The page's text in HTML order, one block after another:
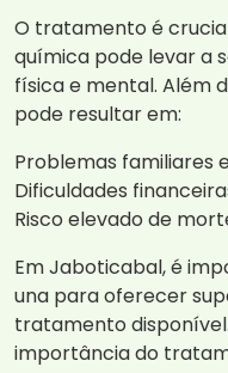
O tratamento é
química pode levar a
física e mental. Além
pode resultar em:
Problemas familiares
Dificuldades
Risco elevado de
Em Jaboticabal, é
una para oferecer
tratamento
importância do